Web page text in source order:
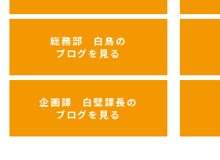
総務部 白鳥の
ブログを見る
企画課 白壁課長の
ブログを見る